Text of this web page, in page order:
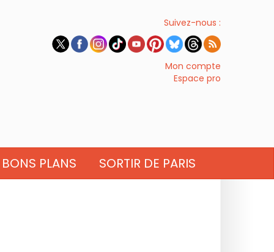
Suivez-nous :
Mon compte
Espace pro
BONS PLANS SORTIR DE PARIS